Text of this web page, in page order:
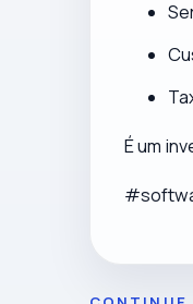
É um